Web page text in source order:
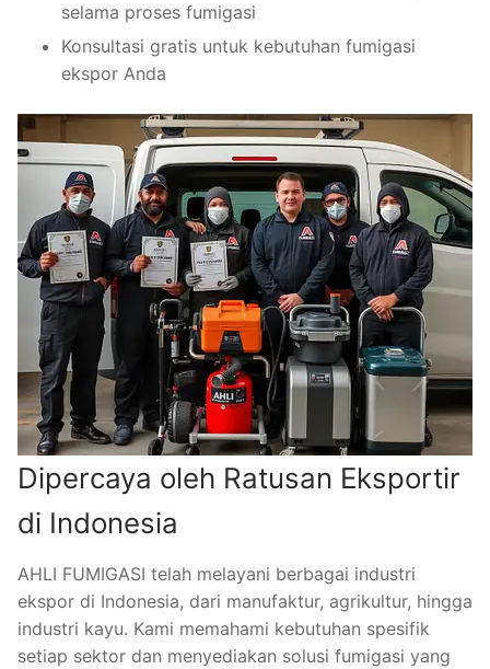
selama proses fumigasi
Konsultasi gratis untuk kebutuhan fumigasi
ekspor Anda
Dipercaya oleh Ratusan Eksportir
di Indonesia
AHLI FUMIGASI telah melayani berbagai industri
ekspor di Indonesia, dari manufaktur, agrikultur, hingga
industri kayu. Kami memahami kebutuhan spesifik
setiap sektor dan menyediakan solusi fumigasi yang